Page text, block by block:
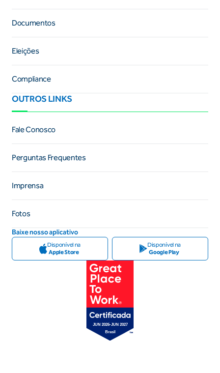
Documentos
Eleições
Compliance
OUTROS LINKS
Fale Conosco
Perguntas Frequentes
Imprensa
Fotos
Baixe nosso aplicativo
Disponível na
Apple Store
Disponível na
Google Play